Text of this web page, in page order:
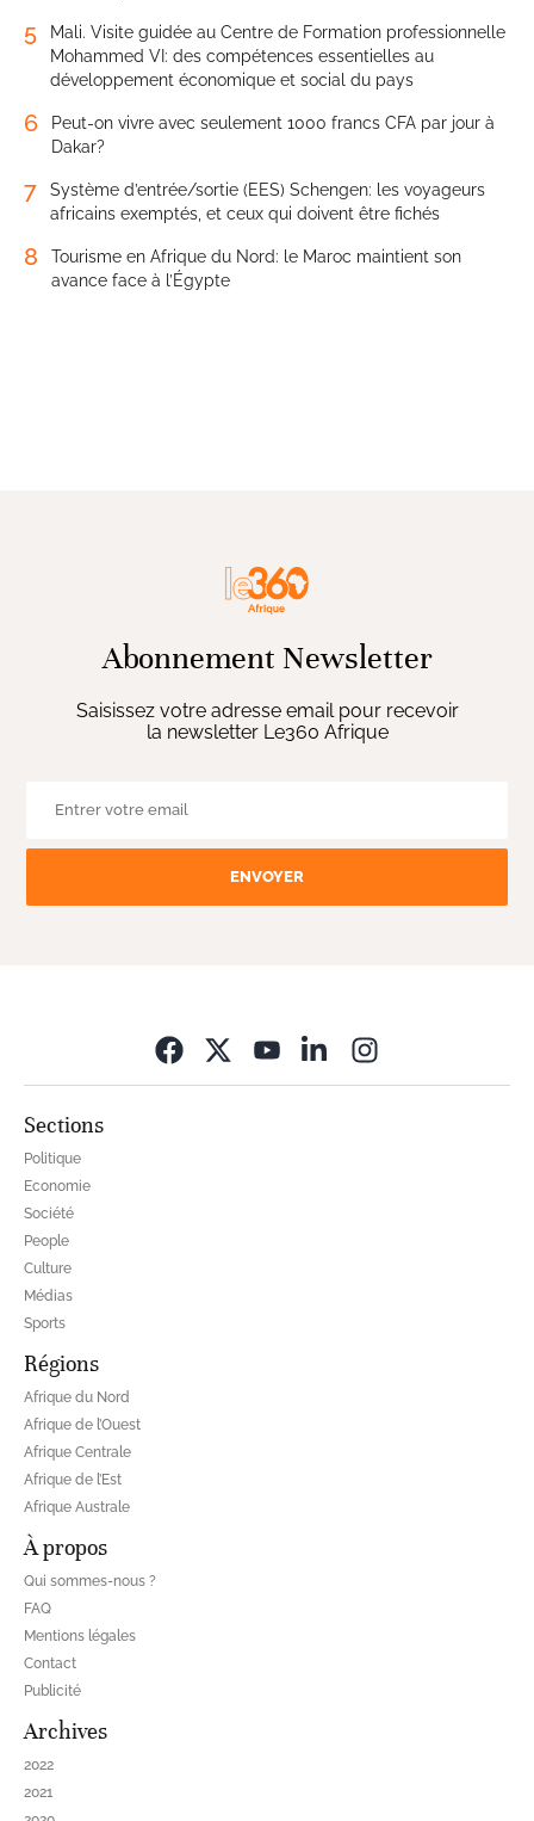
5
Mali. Visite guidée au Centre de Formation professionnelle
Mohammed VI: des compétences essentielles au
développement économique et social du pays
6
Peut-on vivre avec seulement 1000 francs CFA par jour à
Dakar?
7
Système d’entrée/sortie (EES) Schengen: les voyageurs
africains exemptés, et ceux qui doivent être fichés
8
Tourisme en Afrique du Nord: le Maroc maintient son
avance face à l’Égypte
Abonnement Newsletter
Saisissez votre adresse email pour recevoir
la newsletter Le360 Afrique
ENVOYER
Sections
Politique
Economie
Société
People
Culture
Médias
Sports
Régions
Afrique du Nord
Afrique de l’Ouest
Afrique Centrale
Afrique de l’Est
Afrique Australe
À propos
Qui sommes-nous ?
FAQ
Mentions légales
Contact
Publicité
Archives
2022
2021